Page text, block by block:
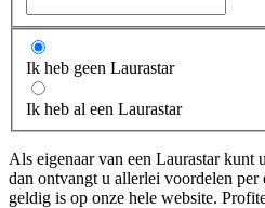
Ik heb geen Laurastar
Ik heb al een Laurastar
Als eigenaar van een Laurastar kunt
dan ontvangt u allerlei voordelen per
geldig is op onze hele website.